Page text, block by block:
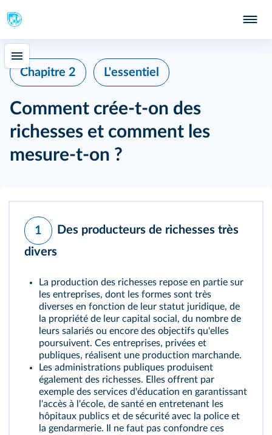
Chapitre 2 L'essentiel
Comment crée-t-on des
richesses et comment les
mesure-t-on ?
1
Des producteurs de richesses très
divers
La production des richesses repose en partie sur
les entreprises, dont les formes sont très
diverses en fonction de leur statut juridique, de
la propriété de leur capital social, du nombre de
leurs salariés ou encore des objectifs qu'elles
poursuivent. Ces entreprises, privées et
publiques, réalisent une production marchande.
Les administrations publiques produisent
également des richesses. Elles offrent par
exemple des services d'éducation en garantissant
l'accès à l'école, de santé en entretenant les
hôpitaux publics et de sécurité avec la police et
la gendarmerie. Il ne faut pas confondre ces